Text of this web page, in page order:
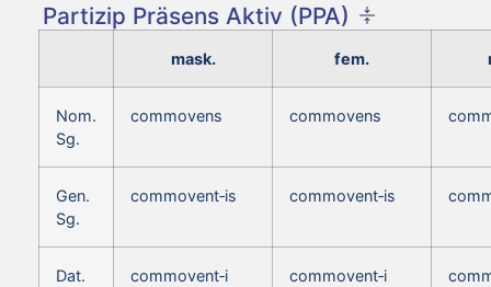
Partizip Präsens Aktiv (PPA)
mask. fem.
Nom.
Sg.
commovens commovens
Gen.
Sg.
commovent‑is commovent‑is
Dat.
commovent‑i commovent‑i